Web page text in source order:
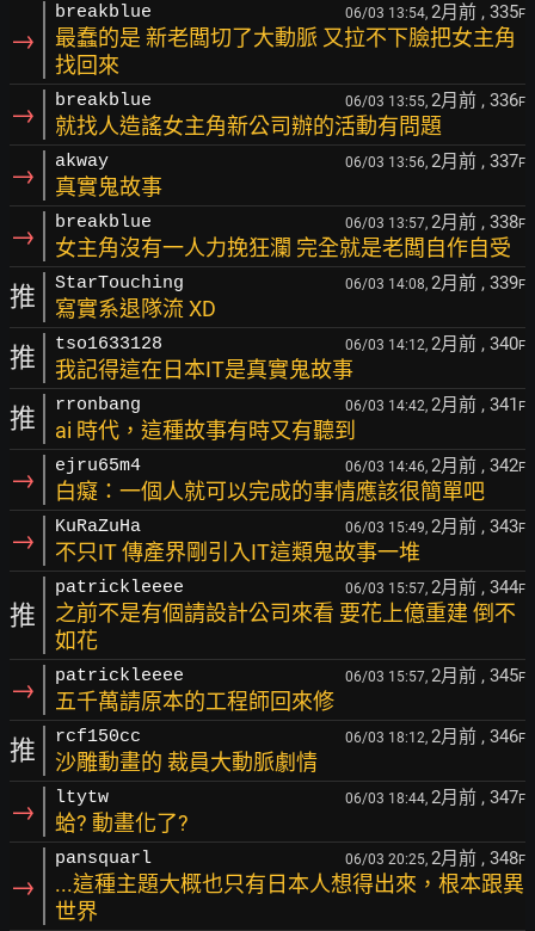
→
breakblue 06/03 13:54, 2月前 , 335F
最蠢的是 新老闆切了大動脈 又拉不下臉把女主角
找回來
→ breakblue 06/03 13:55, 2月前 , 336F
就找人造謠女主角新公司辦的活動有問題
→ akway 06/03 13:56, 2月前 , 337F
真實鬼故事
→ breakblue 06/03 13:57, 2月前 , 338F
女主角沒有一人力挽狂瀾 完全就是老闆自作自受
推 StarTouching 06/03 14:08, 2月前 , 339F
寫實系退隊流 XD
推 tso1633128 06/03 14:12, 2月前 , 340F
我記得這在日本IT是真實鬼故事
推 rronbang 06/03 14:42, 2月前 , 341 F
ai 時代，這種故事有時又有聽到
→ ejru65m4 06/03 14:46, 2月前 , 342F
白癡：一個人就可以完成的事情應該很簡單吧
→ KuRaZuHa 06/03 15:49, 2月前 , 343F
不只IT 傳產界剛引入IT這類鬼故事一堆
推
patrickleeee 06/03 15:57, 2月前 , 344F
之前不是有個請設計公司來看 要花上億重建 倒不
如花
→ patrickleeee 06/03 15:57, 2月前 , 345F
五千萬請原本的工程師回來修
推 rcf150cc 06/03 18:12, 2月前 , 346F
沙雕動畫的 裁員大動脈劇情
→ ltytw 06/03 18:44, 2月前 , 347F
蛤? 動畫化了?
→
pansquarl 06/03 20:25, 2月前 , 348F
...這種主題大概也只有日本人想得出來，根本跟異
世界